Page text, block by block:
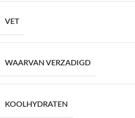
VET
WAARVAN VERZADIGD
KOOLHYDRATEN